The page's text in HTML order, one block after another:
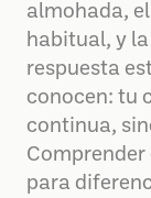
almohada,
habitual, y
respuesta
conocen: tu
continua,
para